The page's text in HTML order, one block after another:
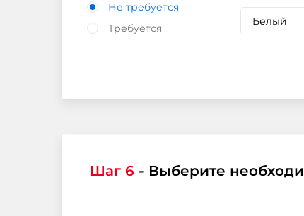
Не требуется
Требуется
Белый
Шаг 6 - Выберите